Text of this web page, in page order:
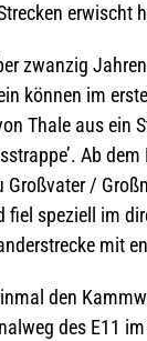
erwischt
zwan­zig
kön­nen im
Thale aus ein
Ab
Groß­va­ter /
fiel spe­zi­ell im
mit
den
des E11